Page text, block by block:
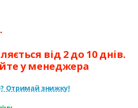
від 2 до 10 днів.
у менеджера
Отримай знижку!